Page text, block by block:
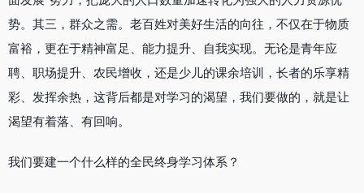
势。其三，群众之需。老百姓对美好生活的向往，不仅在于物质
富裕，更在于精神富足、能力提升、自我实现。无论是青年应
聘、职场提升、农民增收，还是少儿的课余培训，长者的乐享精
彩、发挥余热，这背后都是对学习的渴望，我们要做的，就是让
渴望有着落、有回响。
我们要建一个什么样的全民终身学习体系？